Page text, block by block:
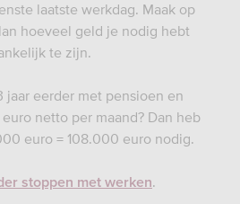
laatste werkdag. Maak op
hoeveel geld je nodig hebt
te zijn.
eerder met pensioen en
netto per maand? Dan heb
euro = 108.000 euro nodig.
stoppen met werken.